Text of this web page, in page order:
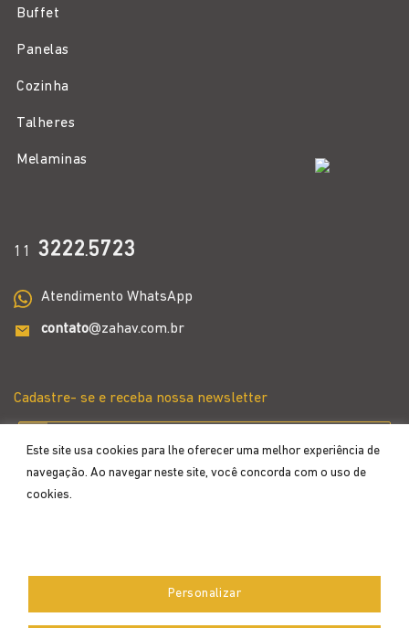
Este site usa cookies para lhe oferecer uma melhor experiência de
navegação. Ao navegar neste site, você concorda com o uso de
cookies.
Personalizar
Buffet
Panelas
Cozinha
Talheres
Melaminas
11 3222.5723
Atendimento WhatsApp
contato@zahav.com.br
Cadastre- se e receba nossa newsletter